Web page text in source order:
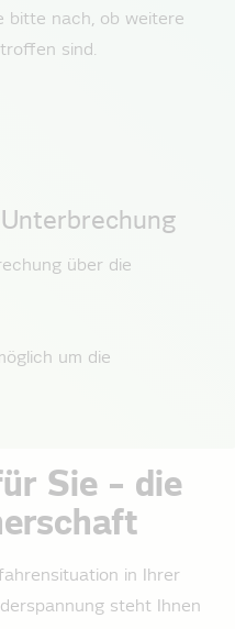
bitte nach, ob weitere
sind.
über die
um die
Sie – die
in Ihrer
steht Ihnen